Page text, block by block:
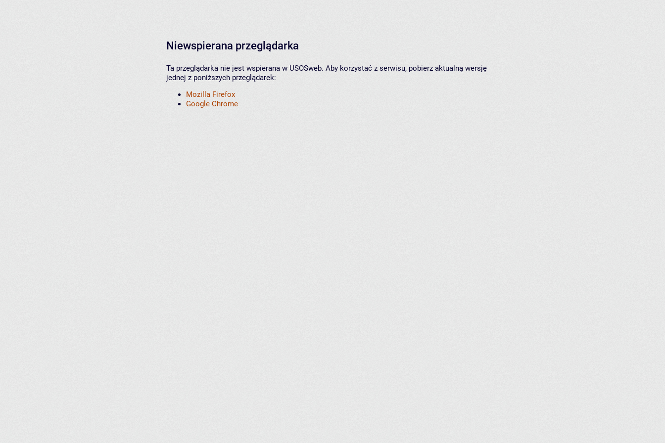
Niewspierana przeglądarka
Ta przeglądarka nie jest wspierana w USOSweb. Aby korzystać z serwisu, pobierz aktualną wersję
jednej z poniższych przeglądarek:
Mozilla Firefox
Google Chrome